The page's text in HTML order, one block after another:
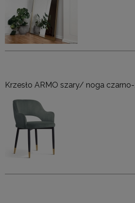
Krzesło ARMO szary/ noga